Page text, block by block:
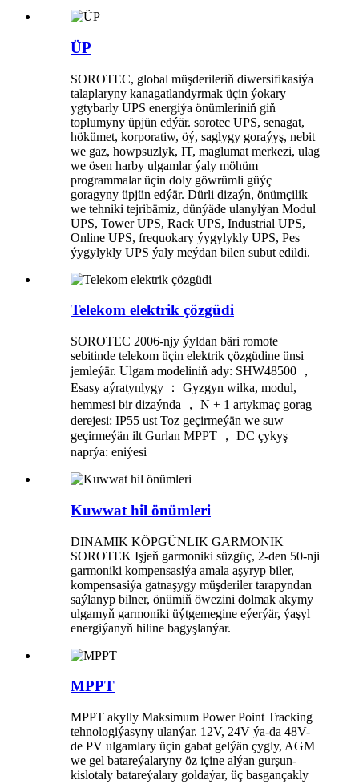
ÜP
SOROTEC, global müşderileriň diwersifikasiýa
talaplaryny kanagatlandyrmak üçin ýokary
ygtybarly UPS energiýa önümleriniň giň
toplumyny üpjün edýär. sorotec UPS, senagat,
hökümet, korporatiw, öý, saglygy goraýyş, nebit
we gaz, howpsuzlyk, IT, maglumat merkezi, ulag
we ösen harby ulgamlar ýaly möhüm
programmalar üçin doly göwrümli güýç
goragyny üpjün edýär. Dürli dizaýn, önümçilik
we tehniki tejribämiz, dünýäde ulanylýan Modul
UPS, Tower UPS, Rack UPS, Industrial UPS,
Online UPS, frequokary ýygylykly UPS, Pes
ýygylykly UPS ýaly meýdan bilen subut edildi.
Telekom elektrik çözgüdi
SOROTEC 2006-njy ýyldan bäri romote
sebitinde telekom üçin elektrik çözgüdine ünsi
jemleýär. Ulgam modeliniň ady: SHW48500 ，
Esasy aýratynlygy ： Gyzgyn wilka, modul,
hemmesi bir dizaýnda ， N + 1 artykmaç gorag
derejesi: IP55 ust Toz geçirmeýän we suw
geçirmeýän ilt Gurlan MPPT ， DC çykyş
naprýa: eniýesi
Kuwwat hil önümleri
DINAMIK KÖPGÜNLIK GARMONIK
SOROTEK Işjeň garmoniki süzgüç, 2-den 50-nji
garmoniki kompensasiýa amala aşyryp biler,
kompensasiýa gatnaşygy müşderiler tarapyndan
saýlanyp bilner, önümiň öwezini dolmak akymy
ulgamyň garmoniki üýtgemegine eýerýär, ýaşyl
energiýanyň hiline bagyşlanýar.
MPPT
MPPT akylly Maksimum Power Point Tracking
tehnologiýasyny ulanýar. 12V, 24V ýa-da 48V-
de PV ulgamlary üçin gabat gelýän çygly, AGM
we gel batareýalaryny öz içine alýan gurşun-
kislotaly batareýalary goldaýar, üç basgançakly